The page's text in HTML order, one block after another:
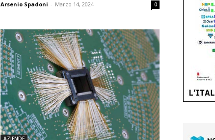
Arsenio Spadoni - Marzo 14, 2024 0
AZIENDE